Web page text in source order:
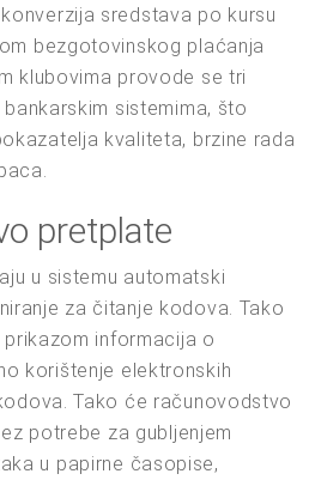
sredstava po kursu
bezgotovinskog plaćanja
klubovima provode se tri
sistemima, što
kvaliteta, brzine rada
pretplate
u sistemu automatski
za čitanje kodova. Tako
informacija o
korištenje elektronskih
Tako će računovodstvo
potrebe za gubljenjem
u papirne časopise,